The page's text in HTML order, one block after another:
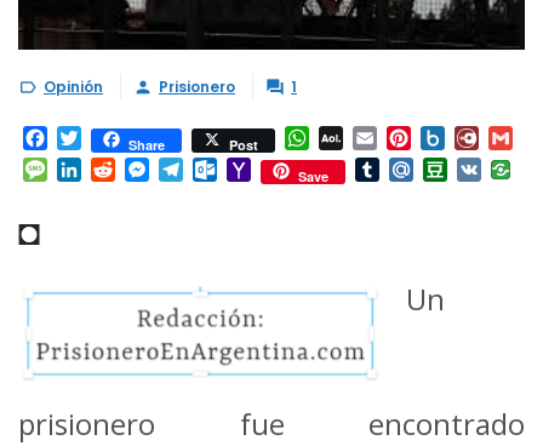
 Opinión  Prisionero  1
Facebook
TwitterShare Post WhatsApp
AOL
Mail
Email Pinterest
Box.net
Message
LinkedInRedditMessenger
TelegramOutlook.com
YahooSave TumblrMail.RuDouban
VK
◘
Un
prisionero fue encontrado